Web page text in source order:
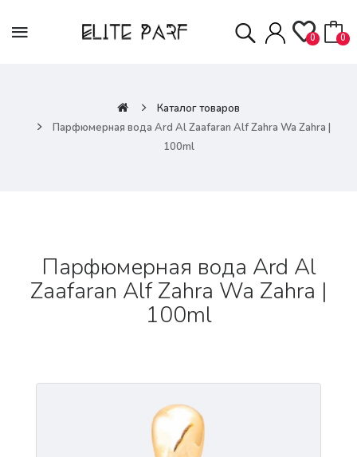
0 0
Каталог товаров
Парфюмерная вода Ard Al Zaafaran Alf Zahra Wa Zahra |
100ml
Парфюмерная вода Ard Al
Zaafaran Alf Zahra Wa Zahra |
100ml